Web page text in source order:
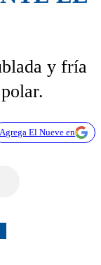
y fría
Agrega El Nueve en